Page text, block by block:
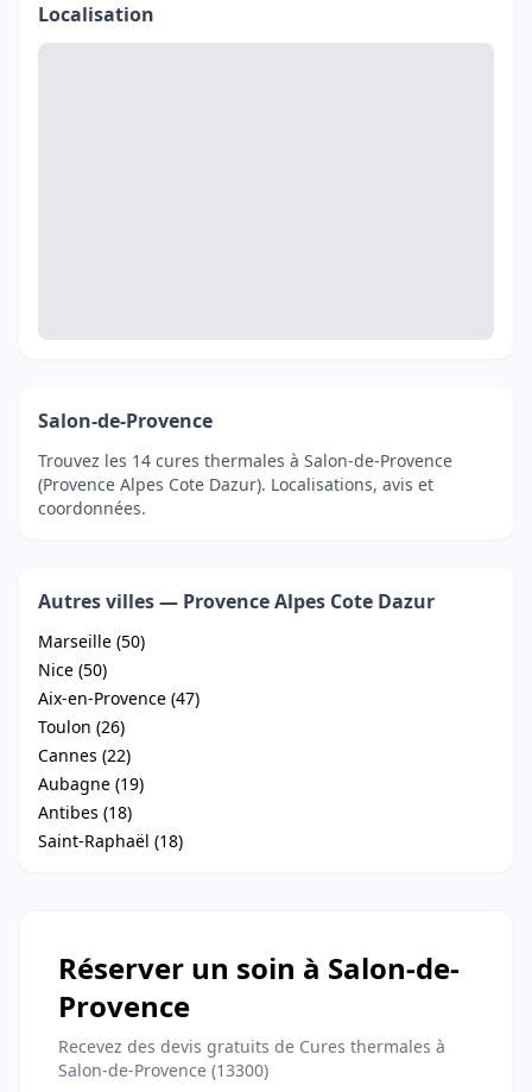
Localisation
Salon-de-Provence
Trouvez les 14 cures thermales à Salon-de-Provence
(Provence Alpes Cote Dazur). Localisations, avis et
coordonnées.
Autres villes — Provence Alpes Cote Dazur
Marseille (50)
Nice (50)
Aix-en-Provence (47)
Toulon (26)
Cannes (22)
Aubagne (19)
Antibes (18)
Saint-Raphaël (18)
Réserver un soin à Salon-de-
Provence
Recevez des devis gratuits de Cures thermales à
Salon-de-Provence (13300)